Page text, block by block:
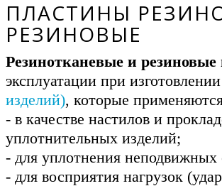
ПЛАСТИНЫ
РЕЗИНОВЫЕ
Резинотканевые и
эксплуатации при изготовлении
изделий), которые
- в качестве настилов и
уплотнительных изделий;
- для уплотнения неподвижных
- для восприятия нагрузок